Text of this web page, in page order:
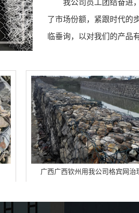
我公司员工团结奋进
了市场份额，紧跟时代的
临垂询，以对我们的产品
西钦州用我公司格宾网治理河道